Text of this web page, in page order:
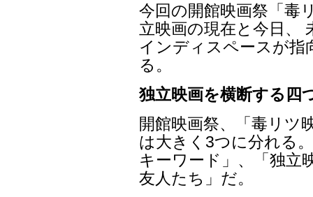
今回の開館映画祭「毒
立映画の現在と今日、
インディスペースが指
る。
独立映画を横断する四
開館映画祭、「毒リツ
は大きく3つに分れる
キーワード」、「独立
友人たち」だ。